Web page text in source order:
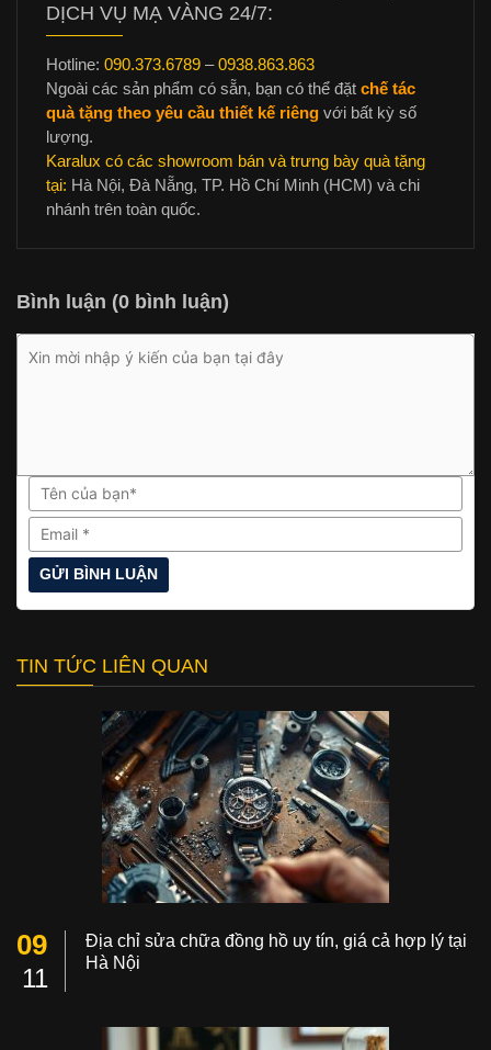
DỊCH VỤ MẠ VÀNG 24/7:
Hotline: 090.373.6789 –0938.863.863
Ngoài các sản phẩm có sẵn, bạn có thể đặt chế tác
quà tặng theo yêu cầu thiết kế riêng với bất kỳ số
lượng.
Karalux có các showroom bán và trưng bày quà tặng
tại: Hà Nội, Đà Nẵng, TP. Hồ Chí Minh (HCM) và chi
nhánh trên toàn quốc.
Bình luận (0 bình luận)
TIN TỨC LIÊN QUAN
09
11
Địa chỉ sửa chữa đồng hồ uy tín, giá cả hợp lý tại
Hà Nội